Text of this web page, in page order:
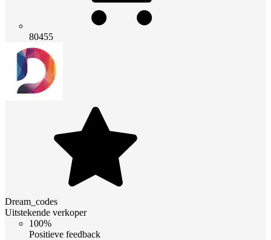
80455
Dream_codes
Uitstekende verkoper
100%
Positieve feedback